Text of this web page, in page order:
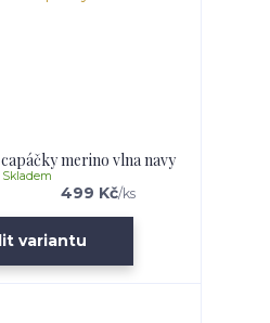
merino vlna navy
499 Kč/ks
Skladem
variantu